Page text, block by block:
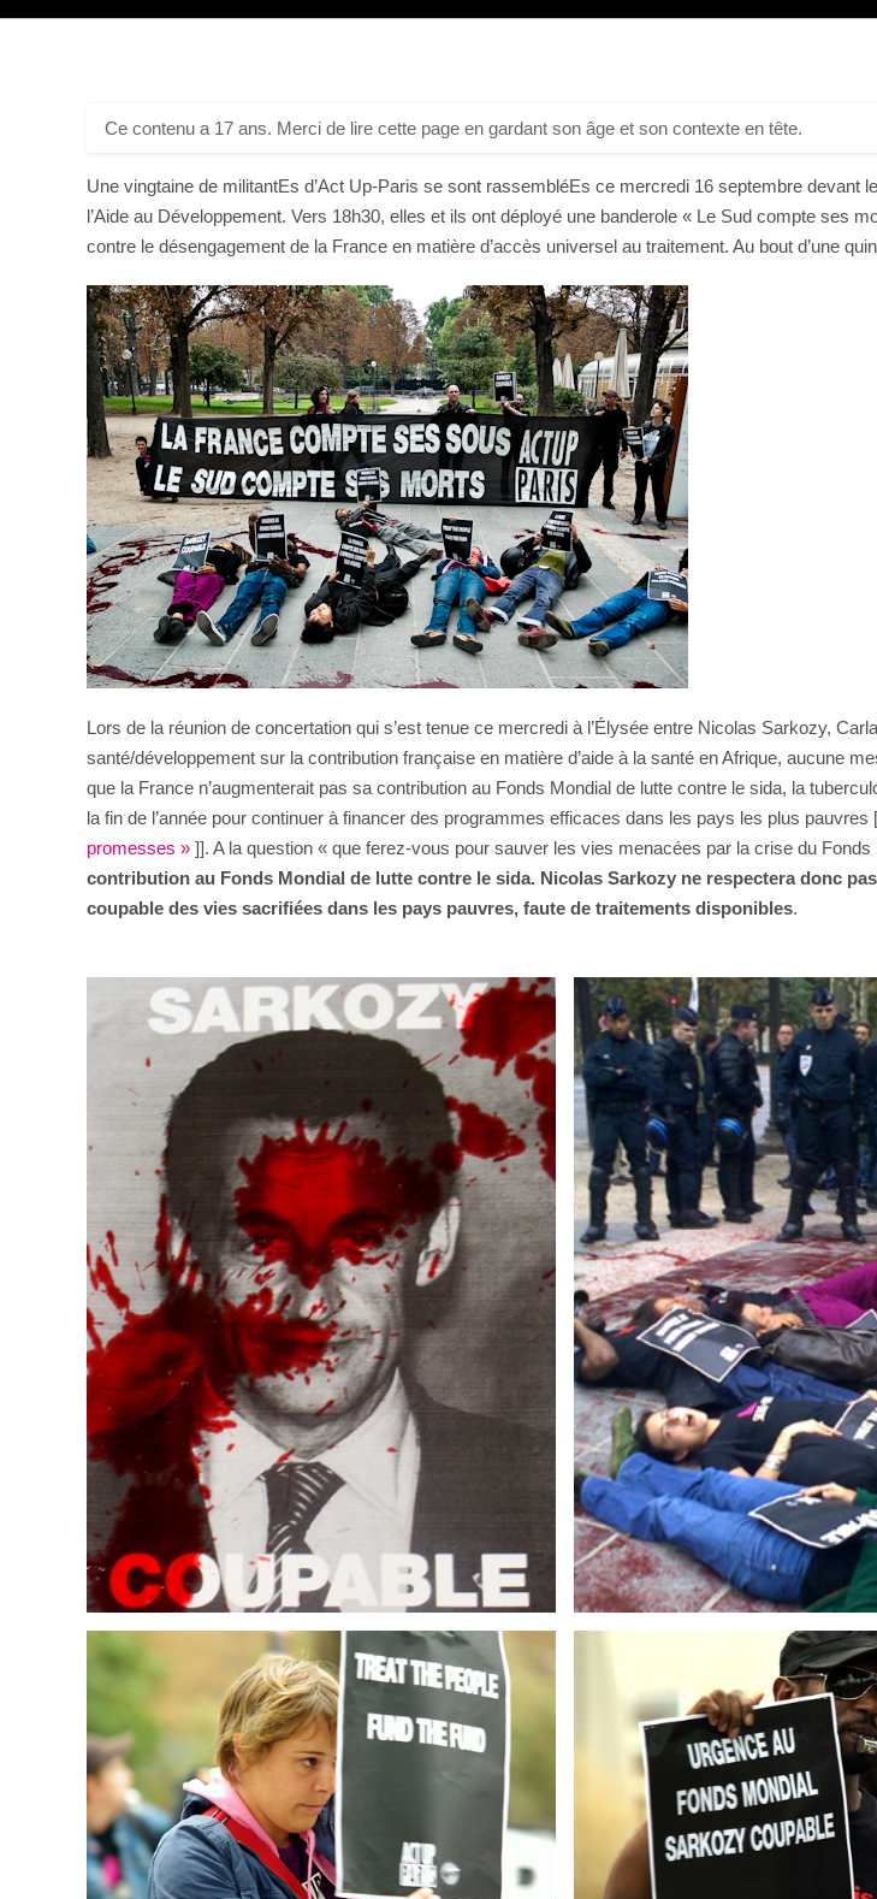
Ce contenu a 17 ans. Merci de lire cette page en gardant son âge et son contexte en tête.
Une vingtaine de militantEs d’Act Up-Paris se sont rassembléEs ce mercredi 16 septembre devant
l’Aide au Développement. Vers 18h30, elles et ils ont déployé une banderole « Le Sud compte ses
contre le désengagement de la France en matière d’accès universel au traitement. Au bout d’une
Lors de la réunion de concertation qui s’est tenue ce mercredi à l’Élysée entre Nicolas Sarkozy,
santé/développement sur la contribution française en matière d’aide à la santé en Afrique, aucune
que la France n’augmenterait pas sa contribution au Fonds Mondial de lutte contre le sida, la
la fin de l’année pour continuer à financer des programmes efficaces dans les pays les plus pauvres
promesses » ]]. A la question « que ferez-vous pour sauver les vies menacées par la crise du Fonds
contribution au Fonds Mondial de lutte contre le sida. Nicolas Sarkozy ne respectera donc
coupable des vies sacrifiées dans les pays pauvres, faute de traitements disponibles.